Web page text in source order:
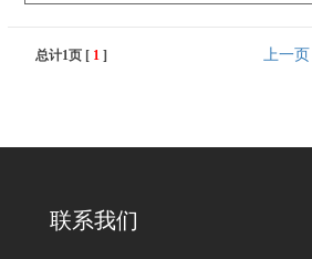
脏器的色差
总计1页 [ 1 ] 上一页
联系我们